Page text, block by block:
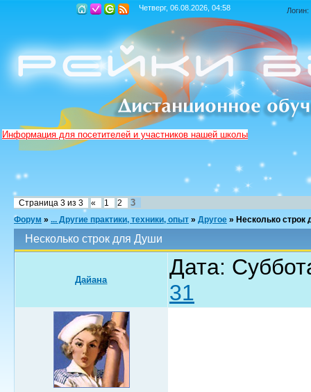
Четверг, 06.08.2026, 04:58 Логин:
Информация для посетителей и участников нашей школы
Страница 3 из 3 « 1 2 3
Форум » ... Другие практики, техники, опыт » Другое » Несколько строк
Несколько строк для Души
Дайана
Дата:
31